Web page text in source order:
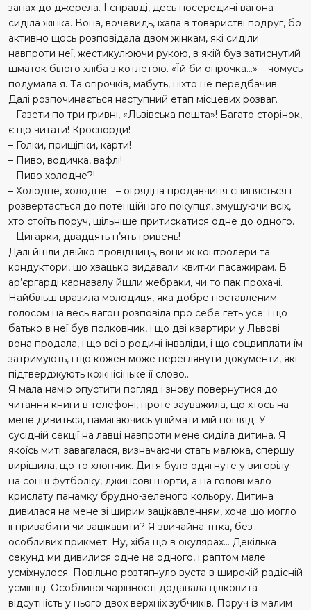
запах до джерела. І справді, десь посередині вагона
сиділа жінка. Вона, вочевидь, їхала в товаристві подруг, бо
активно щось розповідала двом жінкам, які сиділи
навпроти неї, жестикулюючи рукою, в якій був затиснутий
шматок білого хліба з котлетою. «Їй би огірочка…» – чомусь
подумала я. Та огірочків, мабуть, ніхто не передбачив.
Далі розпочинається наступний етап місцевих розваг.
– Газети по три гривні, «Львівська пошта»! Багато сторінок,
є що читати! Кросворди!
– Голки, прищіпки, карти!
– Пиво, водичка, вафлі!
– Пиво холодне?!
– Холодне, холодне… – огрядна продавчиня спиняється і
розвертається до потенційного покупця, змушуючи всіх,
хто стоїть поруч, щільніше притискатися одне до одного.
– Цигарки, двадцять п’ять гривень!
Далі йшли двійко провідниць, вони ж контролери та
кондуктори, що хвацько видавали квитки пасажирам. В
ар’єргарді карнавалу йшли жебраки, чи то пак прохачі.
Найбільш вразила молодиця, яка добре поставленим
голосом на весь вагон розповіла про себе геть усе: і що
батько в неї був полковник, і що дві квартири у Львові
вона продала, і що всі в родині інваліди, і що соцвиплати їм
затримують, і що кожен може переглянути документи, які
підтверджують кожнісіньке її слово…
Я мала намір опустити погляд і знову повернутися до
читання книги в телефоні, проте зауважила, що хтось на
мене дивиться, намагаючись упіймати мій погляд. У
сусідній секції на лавці навпроти мене сиділа дитина. Я
якоїсь миті завагалася, визначаючи стать малюка, спершу
вирішила, що то хлопчик. Дитя було одягнуте у вигорілу
на сонці футболку, джинсові шорти, а на голові мало
крислату панамку брудно-зеленого кольору. Дитина
дивилася на мене зі щирим зацікавленням, хоча що могло
її привабити чи зацікавити? Я звичайна тітка, без
особливих прикмет. Ну, хіба що в окулярах… Декілька
секунд ми дивилися одне на одного, і раптом мале
усміхнулося. Повільно розтягнуло вуста в широкій радісній
усмішці. Особливої чарівності додавала цілковита
відсутність у нього двох верхніх зубчиків. Поруч із малим